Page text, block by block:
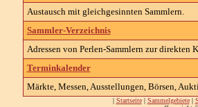
Austausch mit gleichgesinnten Sammlern.
Sammler-Verzeichnis
Adressen von Perlen-Sammlern zur direkten
Terminkalender
Märkte, Messen, Ausstellungen, Börsen,
| Startseite| Sammelgebiete|